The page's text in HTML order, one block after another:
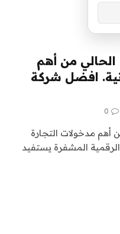
من أهم
افضل شركة
0
أهم مدخولات التجارة
الرقمية المشفرة يستفيد